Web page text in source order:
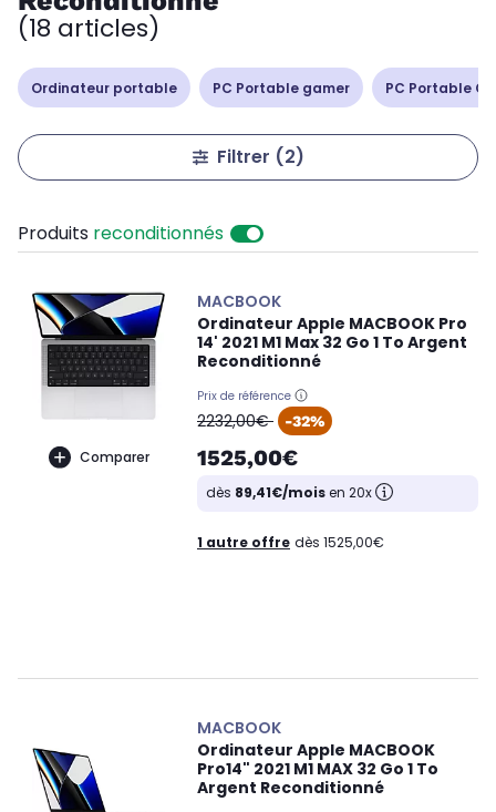
(18 articles)
Ordinateur portable PC Portable gamer PC Portable
Filtrer (2)
Produits reconditionnés
Comparer
MACBOOK
Ordinateur Apple MACBOOK Pro
14' 2021 M1 Max 32 Go 1 To Argent
Reconditionné
Prix de référence
oldPrice
2232,00€ -32%
1525,00€
dès 89,41€/moisen 20x
1 autre offre dès 1525,00€
MACBOOK
Ordinateur Apple MACBOOK
Pro14" 2021 M1 MAX 32 Go 1 To
Argent Reconditionné